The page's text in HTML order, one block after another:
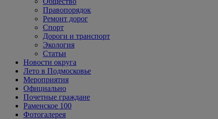
Правопорядок
Ремонт дорог
Спорт
Дороги и транспорт
Экология
Статьи
Новости округа
Лето в Подмосковье
Мероприятия
Официально
Почетные граждане
Раменское 100
Фотогалерея